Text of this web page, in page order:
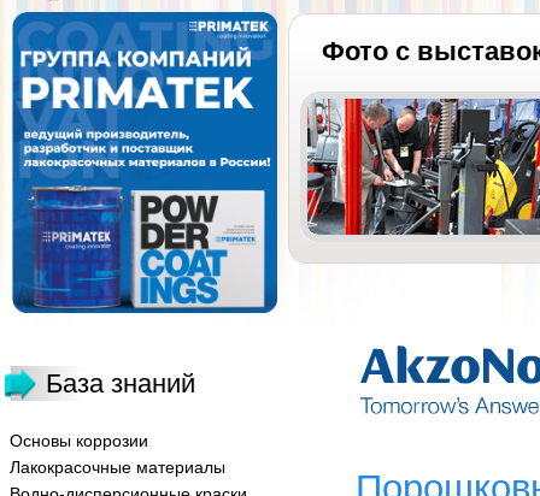
Фото с
База знаний
Основы коррозии
Лакокрасочные материалы